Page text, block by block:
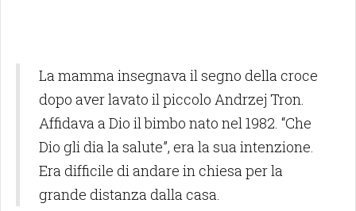
La mamma insegnava il segno della croce
dopo aver lavato il piccolo Andrzej Tron.
Affidava a Dio il bimbo nato nel 1982. “Che
Dio gli dia la salute”, era la sua intenzione.
Era difficile di andare in chiesa per la
grande distanza dalla casa.